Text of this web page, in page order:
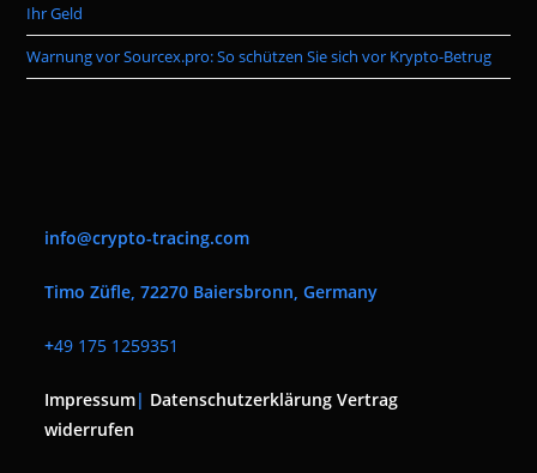
Ihr Geld
Warnung vor Sourcex.pro: So schützen Sie sich vor Krypto-Betrug
info@crypto-tracing.com
Timo Züfle, 72270 Baiersbronn, Germany
+49 175 1259351
Impressum| Datenschutzerklärung Vertrag
widerrufen